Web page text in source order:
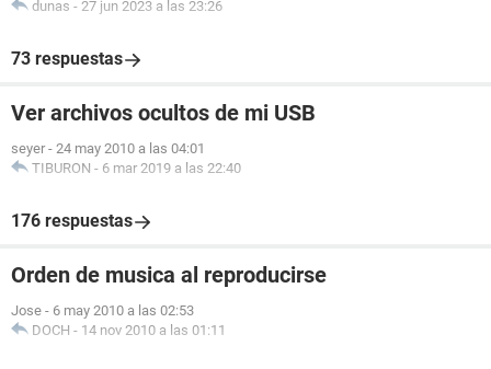
dunas - 27 jun 2023 a las 23:26
73 respuestas
Ver archivos ocultos de mi USB
seyer - 24 may 2010 a las 04:01
TIBURON - 6 mar 2019 a las 22:40
176 respuestas
Orden de musica al reproducirse
Jose - 6 may 2010 a las 02:53
DOCH - 14 nov 2010 a las 01:11